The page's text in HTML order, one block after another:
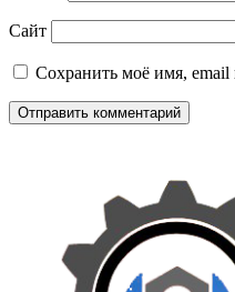
Сайт
Сохранить моё имя, email